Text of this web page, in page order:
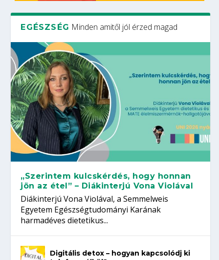
EGÉSZSÉG Minden amitől jól érzed magad
„Szerintem kulcskérdés, hogy honnan
jön az étel” – Diákinterjú Vona Violával
Diákinterjú Vona Violával, a Semmelweis
Egyetem Egészségtudományi Karának
harmadéves dietetikus...
Digitális detox – hogyan kapcsolódj ki